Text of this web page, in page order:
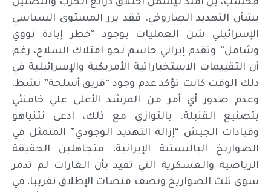
فحسب، بل امتد ليشمل اختلاق ذرائع الحرب والتضليل
بشأن التهديد الصاروخي. فقد برر المستوى السياسي
الإسرائيلي شن العمليات بوجود “خطر إبادة نووي
وشامل” وتقدم إيراني حاسم نحو امتلاك السلاح، رغم
أن التقييمات الاستخباراتية الأمريكية والإسرائيلية في
ذلك الوقت كانت تؤكد عدم وجود “فريق أسلحة” نشط،
وعدم صدور أي أمر من المرشد الأعلى علي خامنئي
بتصنيع القنبلة. بالتوازي مع ذلك، ادعى نتنياهو
وقيادات الجيش “إزالة التهديد الوجودي” المتمثل في
الصواريخ الباليستية الإيرانية، متجاهلين الحقيقة
الرياضية والعسكرية التي تفيد بأن الغارات لم تدمر
سوى ثلث الصواريخ ونصف منصات الإطلاق تقريبا، في